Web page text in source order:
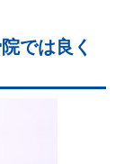
では良く